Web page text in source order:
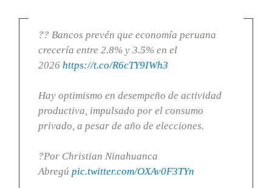
?? Bancos prevén que economía peruana
crecería entre 2.8% y 3.5% en el
2026 https://t.co/R6cTY9IWh3
Hay optimismo en desempeño de actividad
productiva, impulsado por el consumo
privado, a pesar de año de elecciones.
?Por Christian Ninahuanca
Abregú pic.twitter.com/OXAv0F3TYn